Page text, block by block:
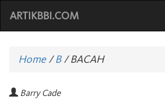
ARTIKBBI.COM
Home/B /BACAH
Barry Cade